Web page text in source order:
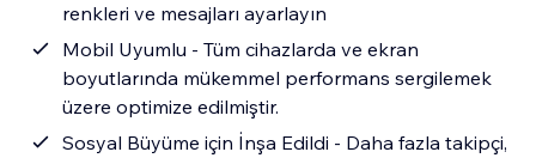
renkleri ve mesajları ayarlayın
Mobil Uyumlu - Tüm cihazlarda ve ekran
boyutlarında mükemmel performans sergilemek
üzere optimize edilmiştir.
Sosyal Büyüme için İnşa Edildi - Daha fazla takipçi,